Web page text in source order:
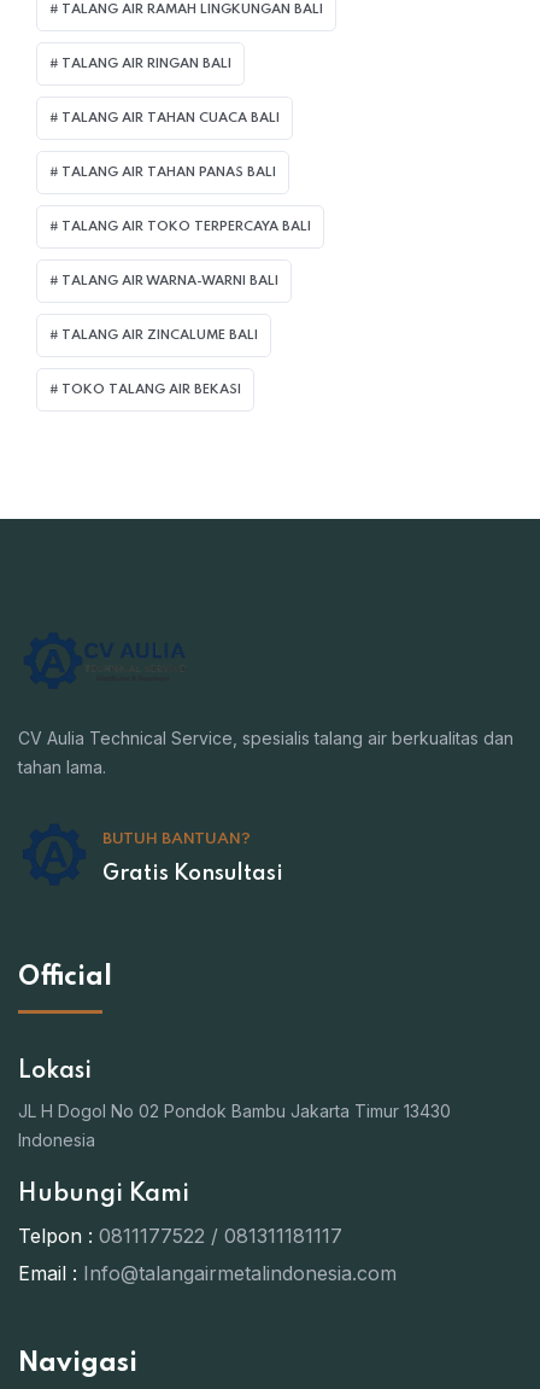
TALANG AIR RAMAH LINGKUNGAN BALI
TALANG AIR RINGAN BALI
TALANG AIR TAHAN CUACA BALI
TALANG AIR TAHAN PANAS BALI
TALANG AIR TOKO TERPERCAYA BALI
TALANG AIR WARNA-WARNI BALI
TALANG AIR ZINCALUME BALI
TOKO TALANG AIR BEKASI
CV Aulia Technical Service, spesialis talang air berkualitas dan
tahan lama.
BUTUH BANTUAN?
Gratis Konsultasi
Official
Lokasi
JL H Dogol No 02 Pondok Bambu Jakarta Timur 13430
Indonesia
Hubungi Kami
Telpon : 0811177522 / 081311181117
Email : Info@talangairmetalindonesia.com
Navigasi